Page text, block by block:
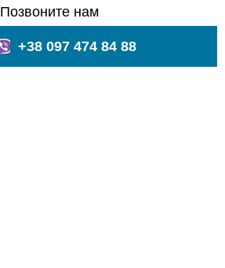
Позвоните нам
+38 097 474 84 88